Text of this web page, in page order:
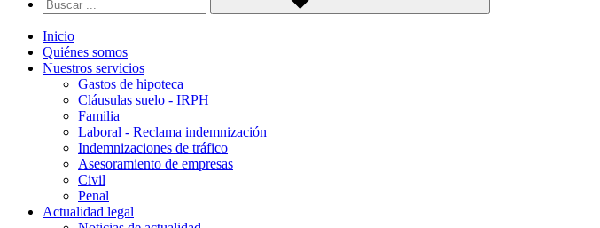
Inicio
Quiénes somos
Nuestros servicios
Gastos de hipoteca
Cláusulas suelo - IRPH
Familia
Laboral - Reclama indemnización
Indemnizaciones de tráfico
Asesoramiento de empresas
Civil
Penal
Actualidad legal